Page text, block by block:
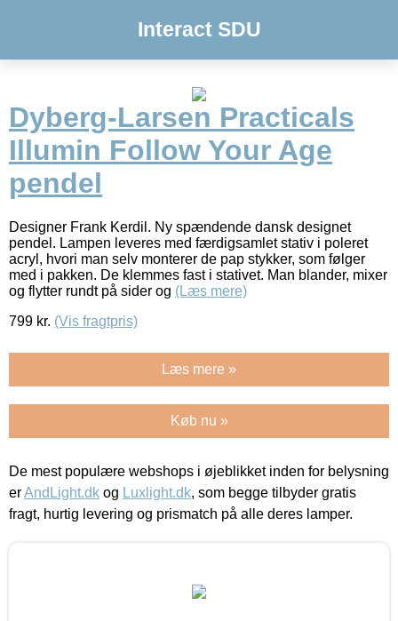
Interact SDU
Dyberg-Larsen Practicals
Illumin Follow Your Age
pendel
Designer Frank Kerdil. Ny spændende dansk designet
pendel. Lampen leveres med færdigsamlet stativ i poleret
acryl, hvori man selv monterer de pap stykker, som følger
med i pakken. De klemmes fast i stativet. Man blander, mixer
og flytter rundt på sider og (Læs mere)
799 kr. (Vis fragtpris)
Læs mere »
Køb nu »
De mest populære webshops i øjeblikket inden for belysning
erAndLight.dk og Luxlight.dk, som begge tilbyder gratis
fragt, hurtig levering og prismatch på alle deres lamper.